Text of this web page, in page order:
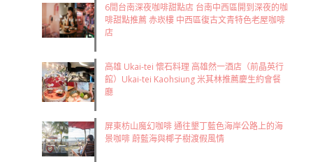
6間台南深夜咖啡甜點店 台南中西區開到深夜的咖
啡甜點推薦 赤崁樓 中西區復古文青特色老屋咖啡
店
高雄 Ukai-tei 懷石料理 高雄然一酒店（前晶英行
館）Ukai-tei Kaohsiung 米其林推薦慶生約會餐
廳
屏東枋山魔幻咖啡 通往墾丁藍色海岸公路上的海
景咖啡 蔚藍海與椰子樹渡假風情